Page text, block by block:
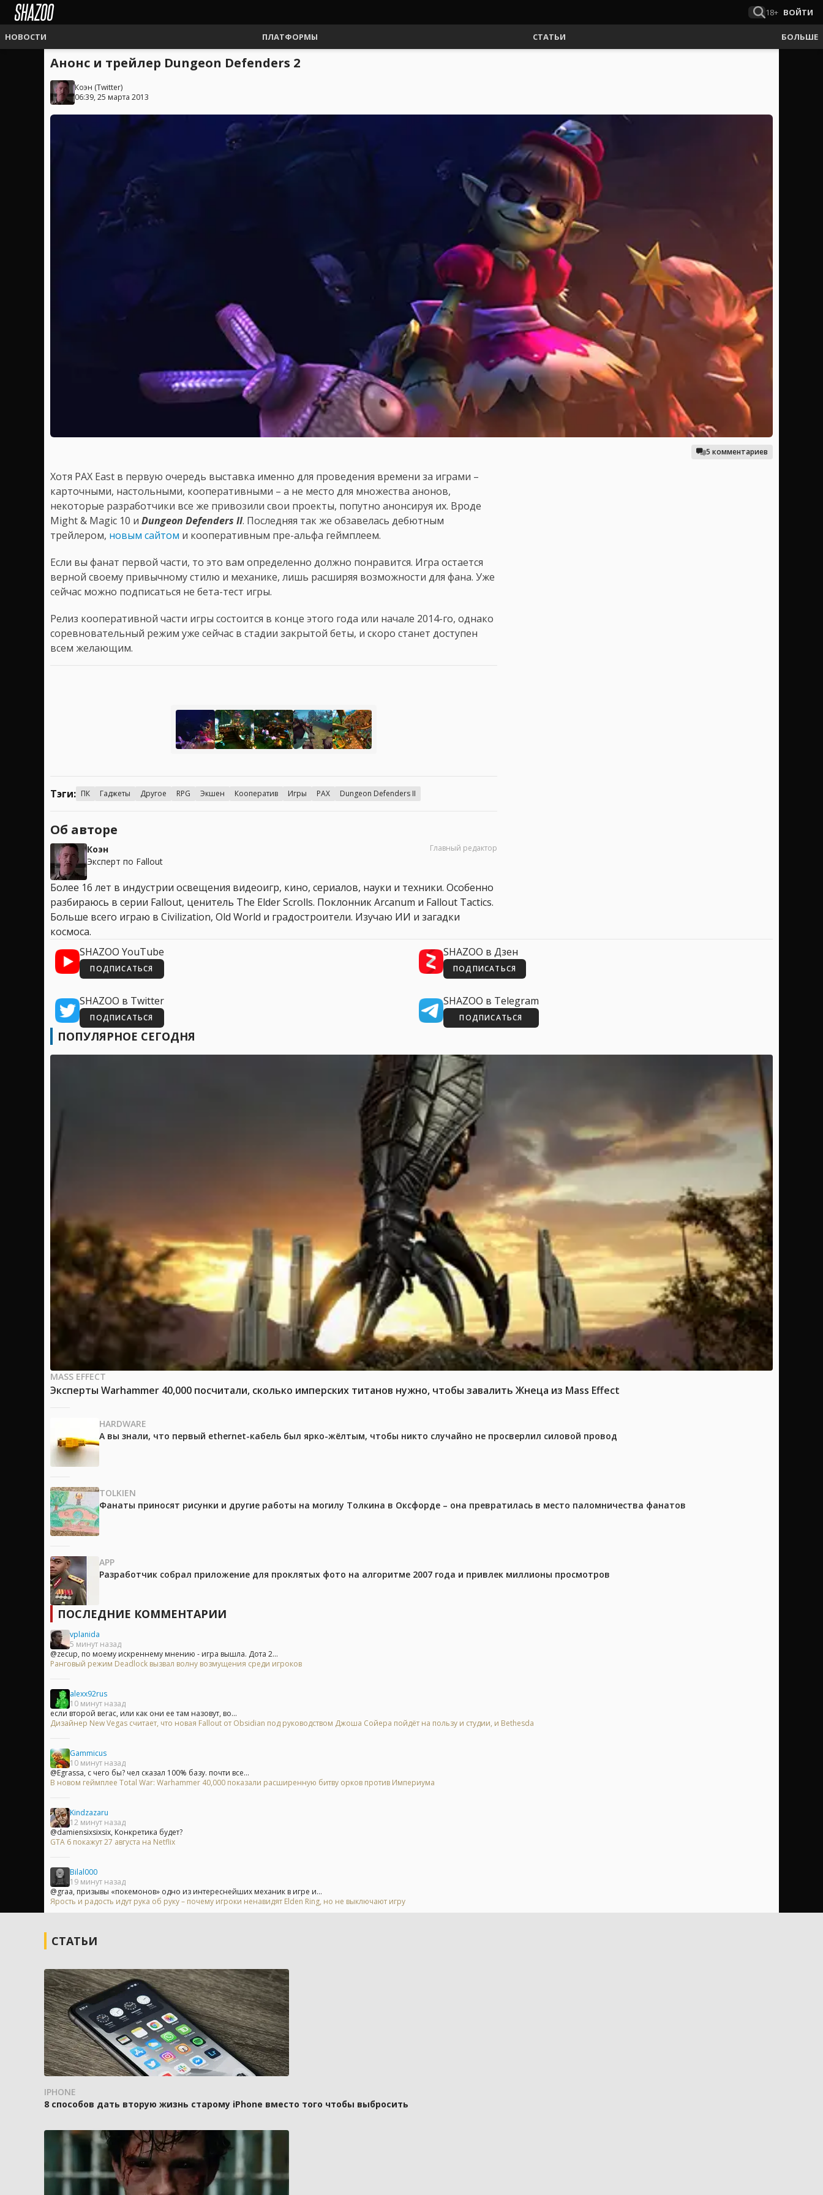
18+ ВОЙТИ
НОВОСТИ ПЛАТФОРМЫ СТАТЬИ БОЛЬШЕ
Анонс и трейлер Dungeon Defenders 2
Коэн (Twitter)
06:39, 25 марта 2013
5 комментариев
Хотя PAX East в первую очередь выставка именно для проведения времени за играми –
карточными, настольными, кооперативными – а не место для множества анонов,
некоторые разработчики все же привозили свои проекты, попутно анонсируя их. Вроде
Might & Magic 10 и Dungeon Defenders II. Последняя так же обзавелась дебютным
трейлером, новым сайтом и кооперативным пре-альфа геймплеем.
Если вы фанат первой части, то это вам определенно должно понравится. Игра остается
верной своему привычному стилю и механике, лишь расширяя возможности для фана. Уже
сейчас можно подписаться не бета-тест игры.
Релиз кооперативной части игры состоится в конце этого года или начале 2014-го, однако
соревновательный режим уже сейчас в стадии закрытой беты, и скоро станет доступен
всем желающим.
Тэги: ПК Гаджеты Другое RPG Экшен Кооператив Игры PAX Dungeon Defenders II
Об авторе
Коэн
Эксперт по Fallout
Главный редактор
Более 16 лет в индустрии освещения видеоигр, кино, сериалов, науки и техники. Особенно
разбираюсь в серии Fallout, ценитель The Elder Scrolls. Поклонник Arcanum и Fallout Tactics.
Больше всего играю в Civilization, Old World и градостроители. Изучаю ИИ и загадки
космоса.
SHAZOO YouTube
ПОДПИСАТЬСЯ
SHAZOO в Дзен
ПОДПИСАТЬСЯ
SHAZOO в Twitter
ПОДПИСАТЬСЯ
SHAZOO в Telegram
ПОДПИСАТЬСЯ
ПОПУЛЯРНОЕ СЕГОДНЯ
MASS EFFECT
Эксперты Warhammer 40,000 посчитали, сколько имперских титанов нужно, чтобы завалить Жнеца из Mass Effect
HARDWARE
А вы знали, что первый ethernet-кабель был ярко-жёлтым, чтобы никто случайно не просверлил силовой провод
TOLKIEN
Фанаты приносят рисунки и другие работы на могилу Толкина в Оксфорде – она превратилась в место паломничества фанатов
APP
Разработчик собрал приложение для проклятых фото на алгоритме 2007 года и привлек миллионы просмотров
ПОСЛЕДНИЕ КОММЕНТАРИИ
vplanida
5 минут назад
@zecup, по моему искреннему мнению - игра вышла. Дота 2...
Ранговый режим Deadlock вызвал волну возмущения среди игроков
alexx92rus
10 минут назад
если второй вегас, или как они ее там назовут, во...
Дизайнер New Vegas считает, что новая Fallout от Obsidian под руководством Джоша Сойера пойдёт на пользу и студии, и Bethesda
Gammicus
10 минут назад
@Egrassa, с чего бы? чел сказал 100% базу. почти все...
В новом геймплее Total War: Warhammer 40,000 показали расширенную битву орков против Империума
Kindzazaru
12 минут назад
@damiensixsixsix, Конкретика будет?
GTA 6 покажут 27 августа на Netflix
Bilal000
19 минут назад
@graa, призывы «покемонов» одно из интереснейших механик в игре и...
Ярость и радость идут рука об руку – почему игроки ненавидят Elden Ring, но не выключают игру
СТАТЬИ
IPHONE
8 способов дать вторую жизнь старому iPhone вместо того чтобы выбросить